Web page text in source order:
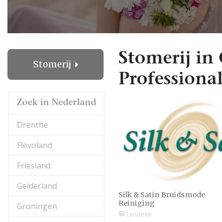
Stomerij
Zoek in Nederland
Drenthe
Flevoland
Friesland
Gelderland
Groningen
Stomerij in
Silk & Satin Bruidsmode
Reiniging
Landelijk